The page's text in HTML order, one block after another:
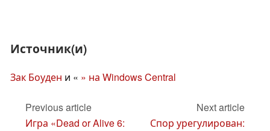
Источник(и)
Зак Боуден и « » на Windows Central
Previous article
Игра «Dead or Alive 6:
Next article
Спор урегулирован: